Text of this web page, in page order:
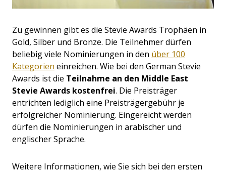
Zu gewinnen gibt es die Stevie Awards Trophäen in
Gold, Silber und Bronze. Die Teilnehmer dürfen
beliebig viele Nominierungen in den über 100
Kategorien einreichen. Wie bei den German Stevie
Awards ist die Teilnahme an den Middle East
Stevie Awards kostenfrei. Die Preisträger
entrichten lediglich eine Preisträgergebühr je
erfolgreicher Nominierung. Eingereicht werden
dürfen die Nominierungen in arabischer und
englischer Sprache.
Weitere Informationen, wie Sie sich bei den ersten